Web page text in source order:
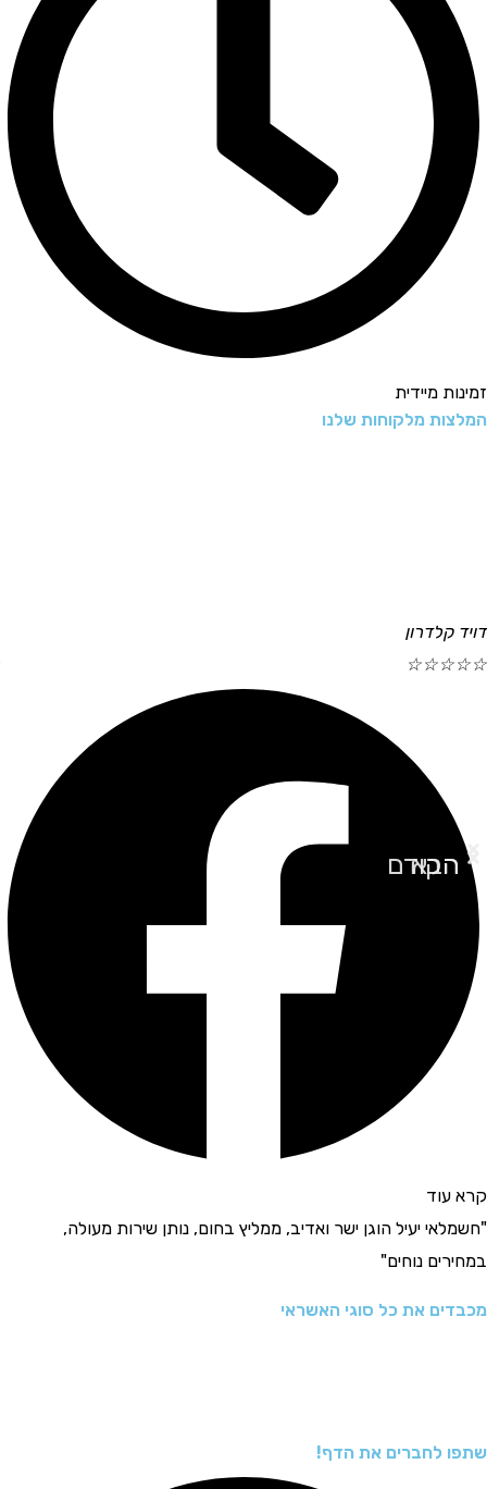
זמינות מיידית
המלצות מלקוחות שלנו
דויד קלדרון
☆
☆
☆
☆
☆
קרא עוד
"חשמלאי יעיל הוגן ישר ואדיב, ממליץ בחום, נותן שירות מעולה,
במחירים נוחים"
הקודם
הבא
מכבדים את כל סוגי האשראי
שתפו לחברים את הדף!